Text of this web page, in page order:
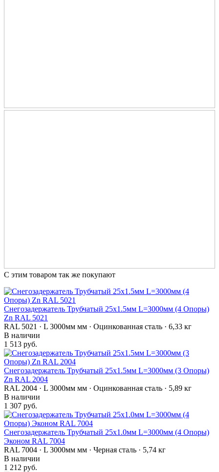
С этим товаром так же покупают
Снегозадержатель Трубчатый 25х1.5мм L=3000мм (4 Опоры)
Zn RAL 5021
RAL 5021 · L 3000мм мм · Оцинкованная сталь · 6,33 кг
В наличии
1 513 руб.
Снегозадержатель Трубчатый 25х1.5мм L=3000мм (3 Опоры)
Zn RAL 2004
RAL 2004 · L 3000мм мм · Оцинкованная сталь · 5,89 кг
В наличии
1 307 руб.
Снегозадержатель Трубчатый 25х1.0мм L=3000мм (4 Опоры)
Эконом RAL 7004
RAL 7004 · L 3000мм мм · Черная сталь · 5,74 кг
В наличии
1 212 руб.